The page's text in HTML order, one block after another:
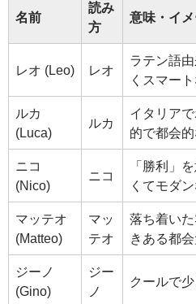
名前
読み
方
意味・イ
レオ (Leo) レオ
ラテン語
くスマー
ルカ
(Luca)
ルカ
イタリア
的で都会的
ニコ
(Nico)
ニコ
「勝利」
くてモダ
マッテオ
(Matteo)
マッ
テオ
落ち着い
きある都
ジーノ
(Gino)
ジー
ノ
クールで